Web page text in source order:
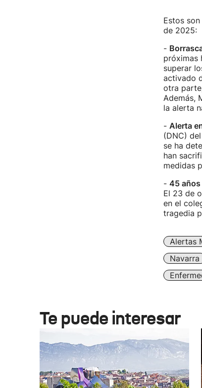
Estos
de 2025:
-
próximas
superar
activado
otra
Además,
la alerta
- Alerta
(DNC)
se ha
han
medidas
- 45 años
El 23 de
en el
tragedia
Alertas
Navarra
Te puede interesar